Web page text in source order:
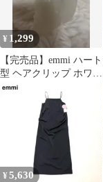
¥ 1,299
【完売品】emmi ハート
型 ヘアクリップ ホワイ
ト
¥ 5,630